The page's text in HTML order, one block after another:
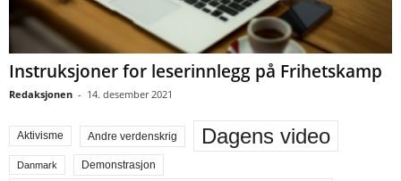
Instruksjoner for leserinnlegg på Frihetskamp
Redaksjonen - 14. desember 2021
Aktivisme Andre verdenskrig Dagens video
Danmark Demonstrasjon